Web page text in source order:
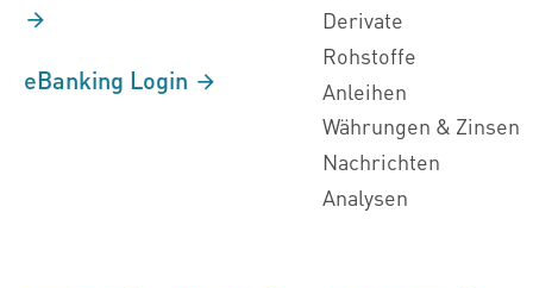
eBanking Login
Derivate
Rohstoffe
Anleihen
Währungen & Zinsen
Nachrichten
Analysen